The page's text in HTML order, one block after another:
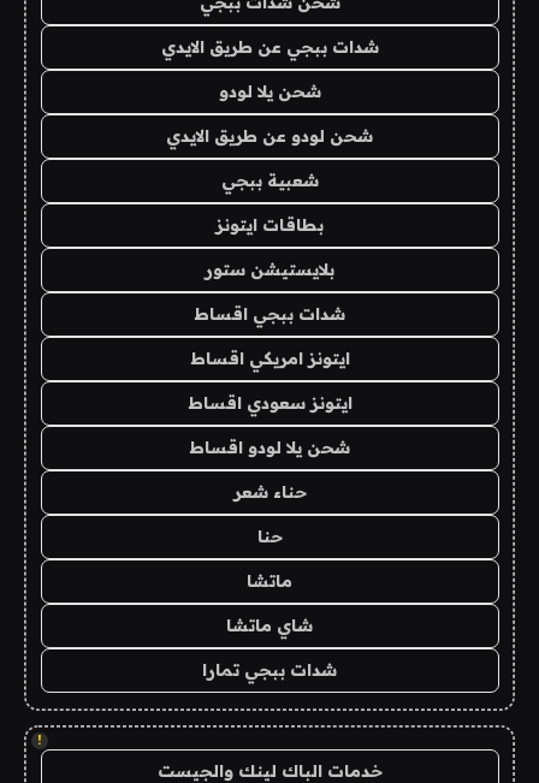
شدات ببجي عن طريق الايدي
شحن يلا لودو
شحن لودو عن طريق الايدي
شعبية ببجي
بطاقات ايتونز
بلايستيشن ستور
شدات ببجي اقساط
ايتونز امريكي اقساط
ايتونز سعودي اقساط
شحن يلا لودو اقساط
حناء شعر
حنا
ماتشا
شاي ماتشا
شدات ببجي تمارا
!
خدمات الباك لينك والجيست